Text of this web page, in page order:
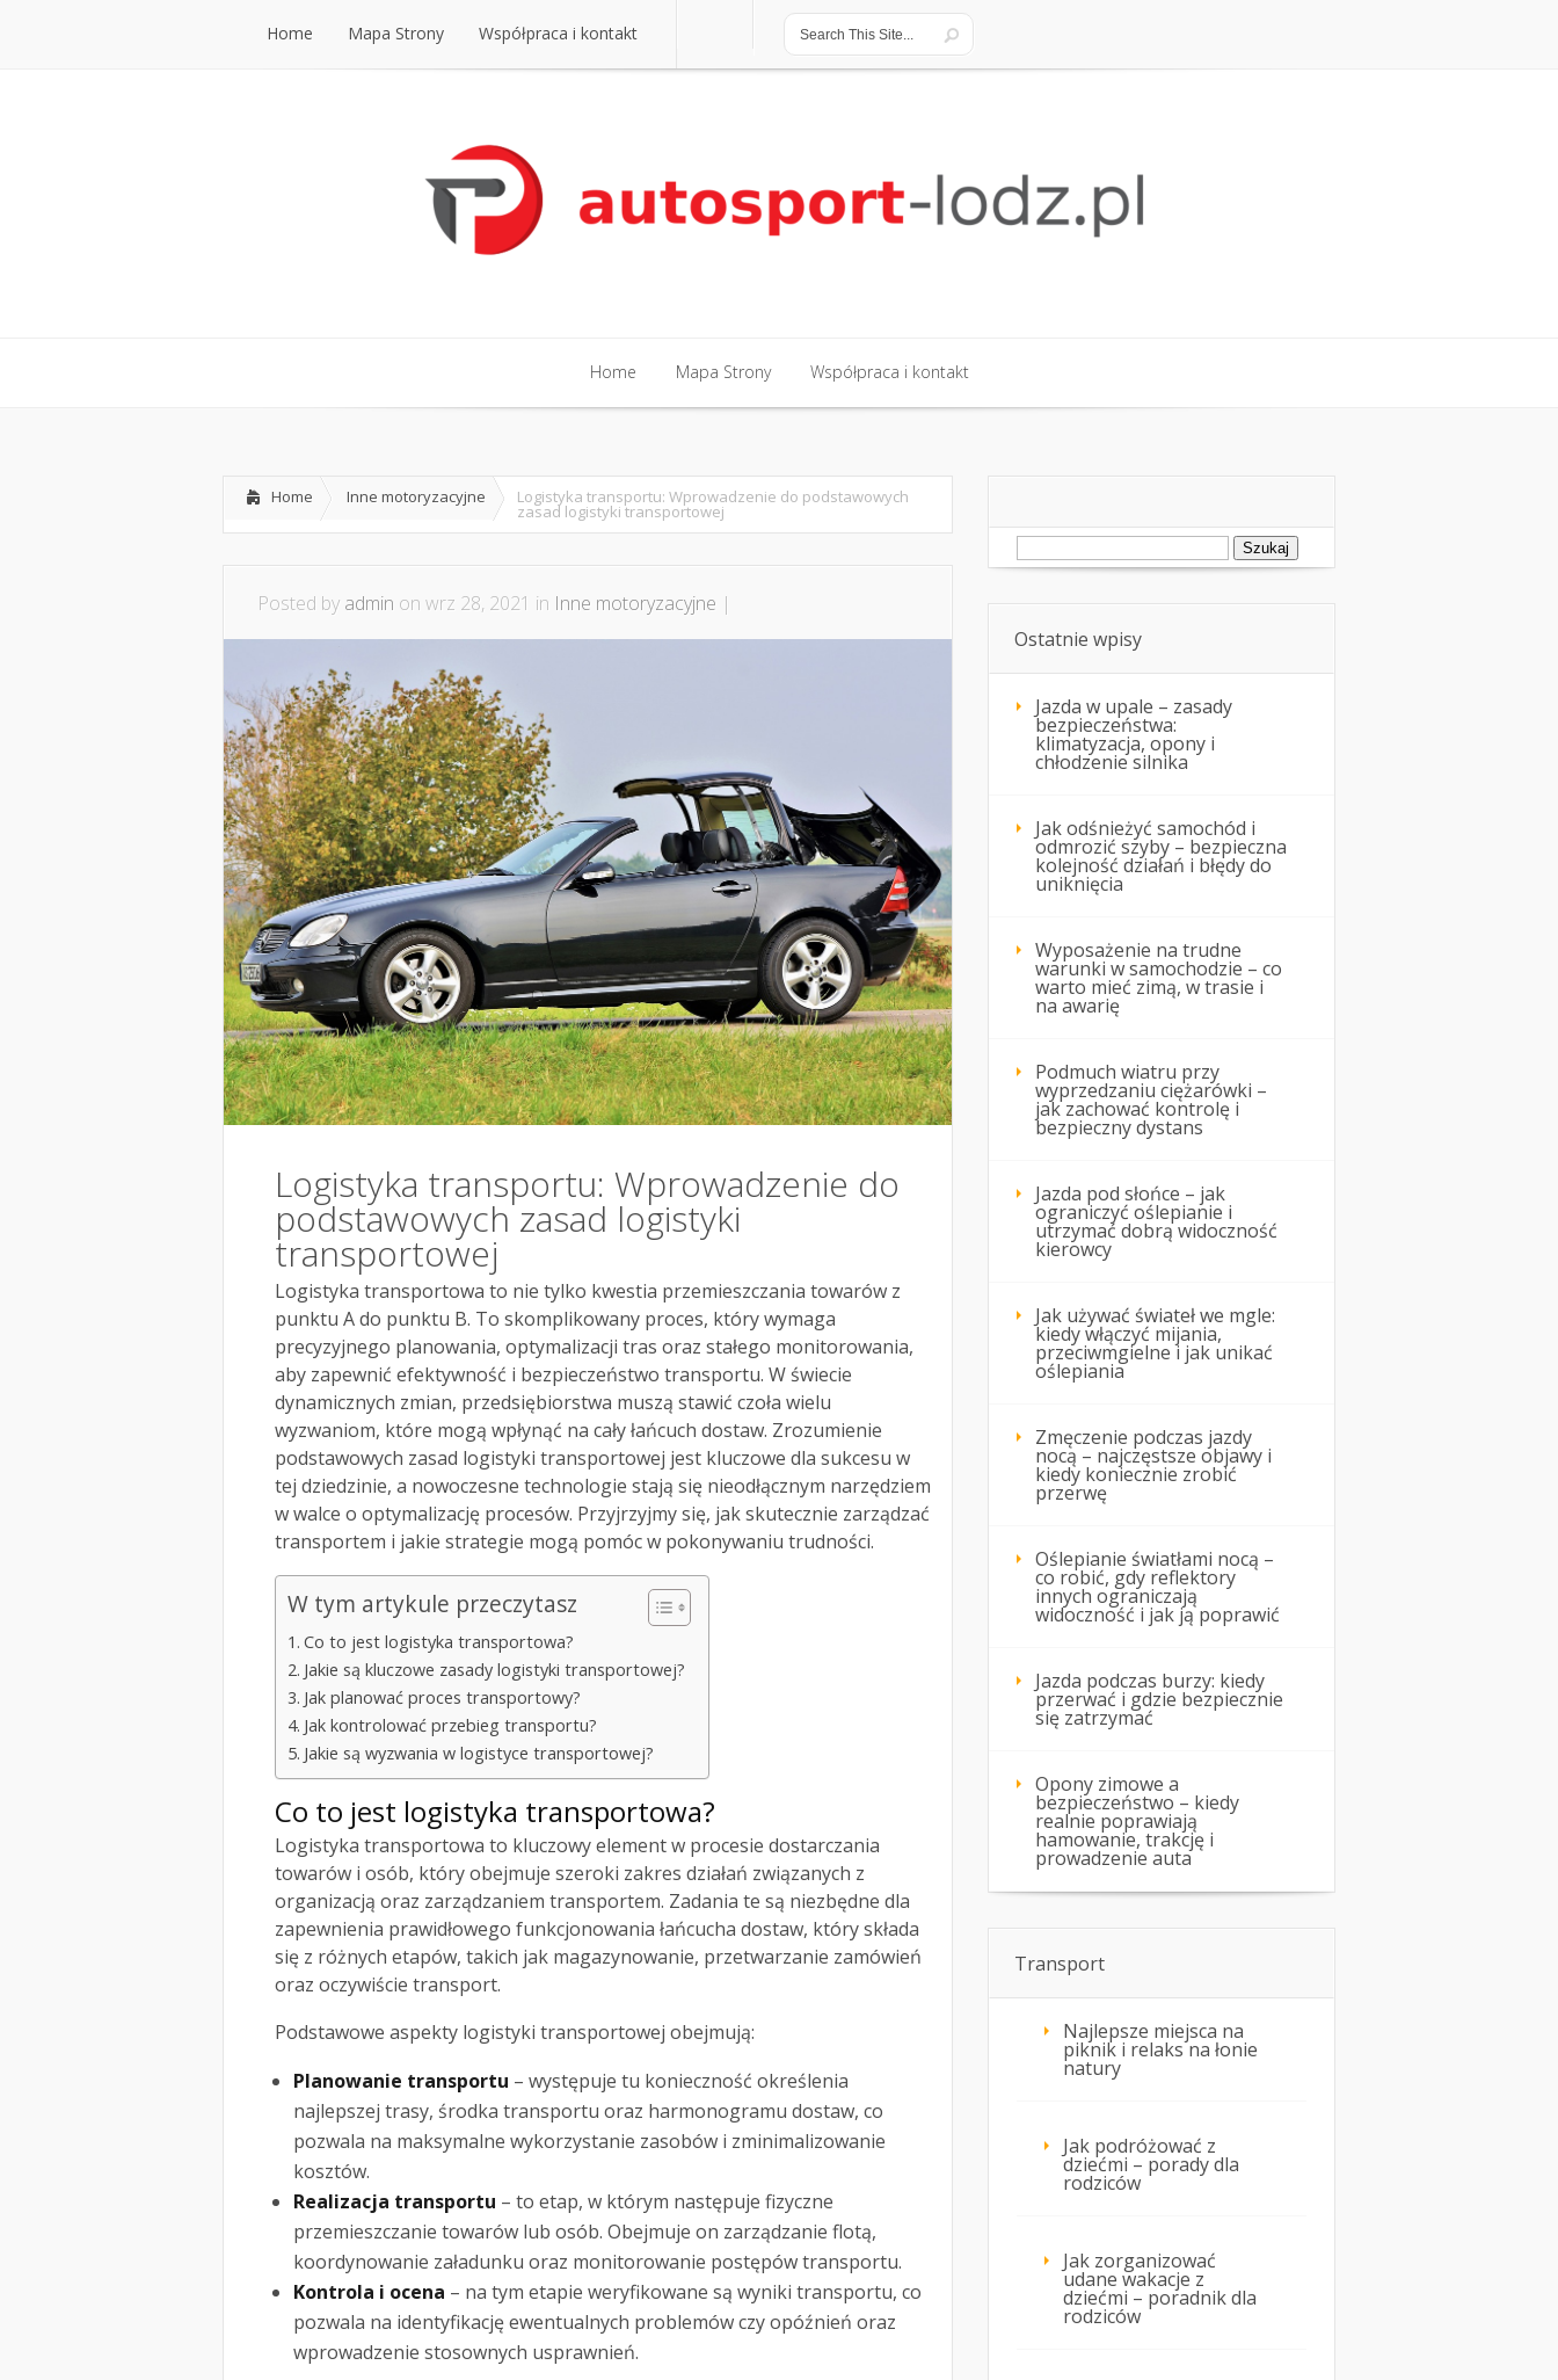
Home Mapa Strony Współpraca i kontakt
Home Mapa Strony Współpraca i kontakt
Home Inne motoryzacyjne Logistyka transportu: Wprowadzenie do podstawowych
zasad logistyki transportowej
Posted by admin on wrz 28, 2021 in Inne motoryzacyjne |
Logistyka transportu: Wprowadzenie do
podstawowych zasad logistyki
transportowej
Logistyka transportowa to nie tylko kwestia przemieszczania towarów z
punktu A do punktu B. To skomplikowany proces, który wymaga
precyzyjnego planowania, optymalizacji tras oraz stałego monitorowania,
aby zapewnić efektywność i bezpieczeństwo transportu. W świecie
dynamicznych zmian, przedsiębiorstwa muszą stawić czoła wielu
wyzwaniom, które mogą wpłynąć na cały łańcuch dostaw. Zrozumienie
podstawowych zasad logistyki transportowej jest kluczowe dla sukcesu w
tej dziedzinie, a nowoczesne technologie stają się nieodłącznym narzędziem
w walce o optymalizację procesów. Przyjrzyjmy się, jak skutecznie zarządzać
transportem i jakie strategie mogą pomóc w pokonywaniu trudności.
W tym artykule przeczytasz
Co to jest logistyka transportowa?
Jakie są kluczowe zasady logistyki transportowej?
Jak planować proces transportowy?
Jak kontrolować przebieg transportu?
Jakie są wyzwania w logistyce transportowej?
Co to jest logistyka transportowa?
Logistyka transportowa to kluczowy element w procesie dostarczania
towarów i osób, który obejmuje szeroki zakres działań związanych z
organizacją oraz zarządzaniem transportem. Zadania te są niezbędne dla
zapewnienia prawidłowego funkcjonowania łańcucha dostaw, który składa
się z różnych etapów, takich jak magazynowanie, przetwarzanie zamówień
oraz oczywiście transport.
Podstawowe aspekty logistyki transportowej obejmują:
Planowanie transportu – występuje tu konieczność określenia
najlepszej trasy, środka transportu oraz harmonogramu dostaw, co
pozwala na maksymalne wykorzystanie zasobów i zminimalizowanie
kosztów.
Realizacja transportu – to etap, w którym następuje fizyczne
przemieszczanie towarów lub osób. Obejmuje on zarządzanie flotą,
koordynowanie załadunku oraz monitorowanie postępów transportu.
Kontrola i ocena – na tym etapie weryfikowane są wyniki transportu, co
pozwala na identyfikację ewentualnych problemów czy opóźnień oraz
wprowadzenie stosownych usprawnień.
Szukaj:
Ostatnie wpisy
Jazda w upale – zasady
bezpieczeństwa:
klimatyzacja, opony i
chłodzenie silnika
Jak odśnieżyć samochód i
odmrozić szyby – bezpieczna
kolejność działań i błędy do
uniknięcia
Wyposażenie na trudne
warunki w samochodzie – co
warto mieć zimą, w trasie i
na awarię
Podmuch wiatru przy
wyprzedzaniu ciężarówki –
jak zachować kontrolę i
bezpieczny dystans
Jazda pod słońce – jak
ograniczyć oślepianie i
utrzymać dobrą widoczność
kierowcy
Jak używać świateł we mgle:
kiedy włączyć mijania,
przeciwmgielne i jak unikać
oślepiania
Zmęczenie podczas jazdy
nocą – najczęstsze objawy i
kiedy koniecznie zrobić
przerwę
Oślepianie światłami nocą –
co robić, gdy reflektory
innych ograniczają
widoczność i jak ją poprawić
Jazda podczas burzy: kiedy
przerwać i gdzie bezpiecznie
się zatrzymać
Opony zimowe a
bezpieczeństwo – kiedy
realnie poprawiają
hamowanie, trakcję i
prowadzenie auta
Transport
Najlepsze miejsca na
piknik i relaks na łonie
natury
Jak podróżować z
dziećmi – porady dla
rodziców
Jak zorganizować
udane wakacje z
dziećmi – poradnik dla
rodziców